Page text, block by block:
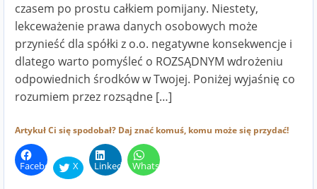
czasem po prostu całkiem pomijany. Niestety,
lekceważenie prawa danych osobowych może
przynieść dla spółki z o.o. negatywne konsekwencje i
dlatego warto pomyśleć o ROZSĄDNYM wdrożeniu
odpowiednich środków w Twojej. Poniżej wyjaśnię co
rozumiem przez rozsądne […]
Artykuł Ci się spodobał? Daj znać komuś, komu może się przydać!
Facebook X LinkedInWhatsApp